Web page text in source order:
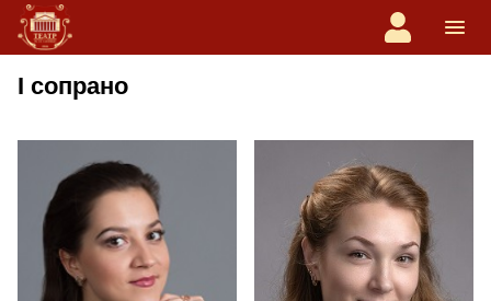
I сопрано